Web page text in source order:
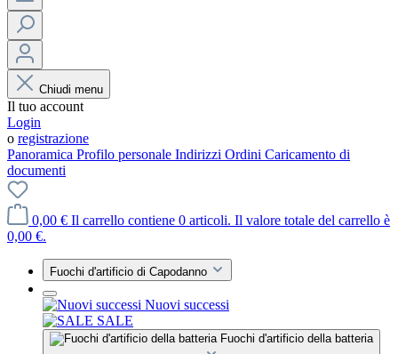
Chiudi menu
Il tuo account
Login
o registrazione
Panoramica Profilo personale Indirizzi Ordini Caricamento di
documenti
0,00 € Il carrello contiene 0 articoli. Il valore totale del carrello è
0,00 €.
Fuochi d'artificio di Capodanno
Nuovi successi
SALE
Fuochi d'artificio della batteria